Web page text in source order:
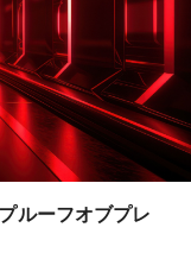
ルーフオブプレ